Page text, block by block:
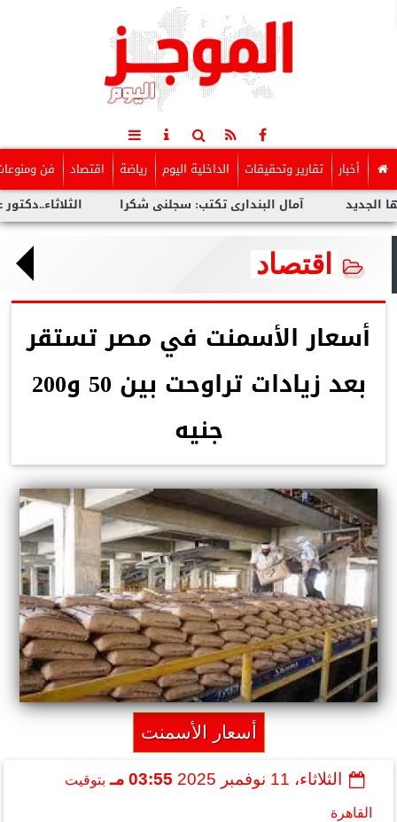
أخبار تقارير وتحقيقات الداخلية اليوم رياضة اقتصاد فن
الثلاثاء..دكتور عمرو آمال البندارى تكتب: سجلنى شكرا
اقتصاد
أسعار الأسمنت في مصر تستقر
بعد زيادات تراوحت بين 50 و200
جنيه
أسعار الأسمنت
الثلاثاء، 11 نوفمبر 2025 03:55 مـ بتوقيت
القاهرة